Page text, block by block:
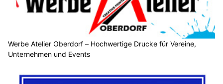
Werbe Atelier Oberdorf – Hochwertige Drucke für Vereine,
Unternehmen und Events